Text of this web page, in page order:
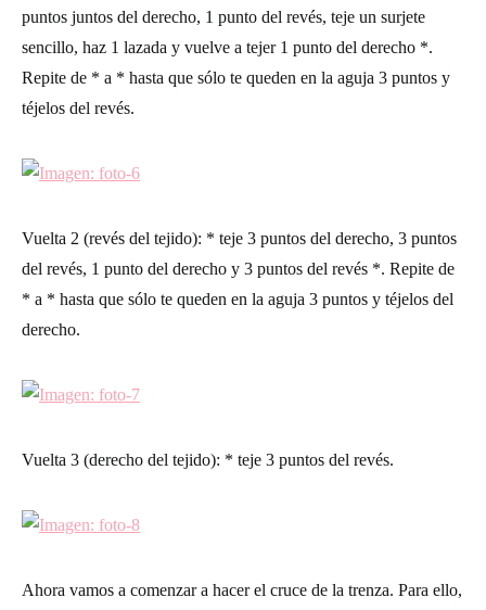
puntos juntos del derecho, 1 punto del revés, teje un surjete
sencillo, haz 1 lazada y vuelve a tejer 1 punto del derecho *.
Repite de * a * hasta que sólo te queden en la aguja 3 puntos y
téjelos del revés.
Vuelta 2 (revés del tejido): * teje 3 puntos del derecho, 3 puntos
del revés, 1 punto del derecho y 3 puntos del revés *. Repite de
* a * hasta que sólo te queden en la aguja 3 puntos y téjelos del
derecho.
Vuelta 3 (derecho del tejido): * teje 3 puntos del revés.
Ahora vamos a comenzar a hacer el cruce de la trenza. Para ello,